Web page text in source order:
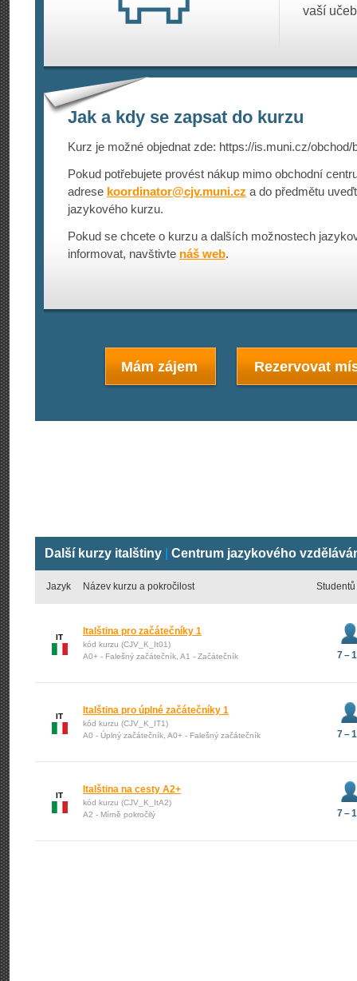
vaší
Jak a kdy se zapsat do kurzu
Kurz je možné objednat zde: https://is.mu­ni.cz/obchod/
Pokud potřebujete provést nákup mimo obchodní
adrese koordinator@cjv.muni.cz a do předmětu
jazykového kurzu.
Pokud se chcete o kurzu a dalších možnostech
informovat, navštivte náš web.
Mám zájem Rezervovat
Další kurzy italštiny Centrum jazykového
Jazyk Název kurzu a pokročilost Studentů
IT
Italština pro začátečníky 1
kód kurzu (CJV_K_It01)
A0+ - Falešný začátečník, A1 - Začátečník
7 –
IT
Italština pro úplné začátečníky 1
kód kurzu (CJV_K_IT1)
A0 - Úplný začátečník, A0+ - Falešný začátečník
7 –
IT
Italština na cesty A2+
kód kurzu (CJV_K_ItA2)
A2 - Mírně pokročilý
7 –